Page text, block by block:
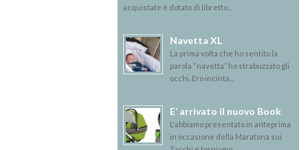
acquistate è dotato di libretto...
Navetta XL
La prima volta che ho sentito la
parola “navetta” ho strabuzzato gli
occhi. Ero incinta...
E’ arrivato il nuovo Book
L'abbiamo presentato in anteprima
in occasione della Maratona sui